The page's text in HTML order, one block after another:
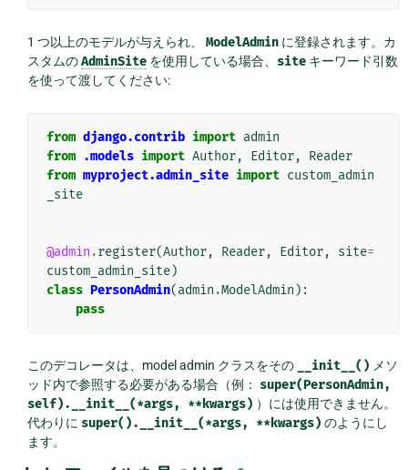
1 つ以上のモデルが与えられ、 ModelAdminに登録されます。カ
スタムのAdminSiteを使用している場合、 siteキーワード引数
を使って渡してください:
from django.contrib import admin
from
.models import Author, Editor,
Reader
from myproject.admin_site import custom_admin
_site
@admin .register(Author, Reader, Editor, site=
custom_admin_site)
class PersonAdmin(admin .ModelAdmin ):
pass
このデコレータは、model admin クラスをその __init__() メソ
ッド内で参照する必要がある場合（例： super(PersonAdmin,
self).__init__(*args,
**kwargs) ）には使用できません。
代わりに super().__init__(*args, **kwargs) のようにし
ます。